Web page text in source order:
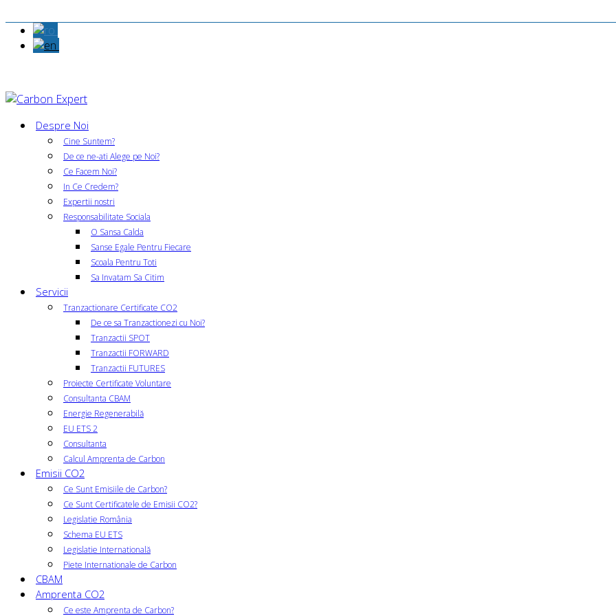
Despre Noi
Cine Suntem?
De ce ne-ati Alege pe Noi?
Ce Facem Noi?
In Ce Credem?
Expertii nostri
Responsabilitate Sociala
O Sansa Calda
Sanse Egale Pentru Fiecare
Scoala Pentru Toti
Sa Invatam Sa Citim
Servicii
Tranzactionare Certificate CO2
De ce sa Tranzactionezi cu Noi?
Tranzactii SPOT
Tranzactii FORWARD
Tranzactii FUTURES
Proiecte Certificate Voluntare
Consultanta CBAM
Energie Regenerabilă
EU ETS 2
Consultanta
Calcul Amprenta de Carbon
Emisii CO2
Ce Sunt Emisiile de Carbon?
Ce Sunt Certificatele de Emisii CO2?
Legislatie România
Schema EU ETS
Legislatie Internatională
Piete Internationale de Carbon
CBAM
Amprenta CO2
Ce este Amprenta de Carbon?